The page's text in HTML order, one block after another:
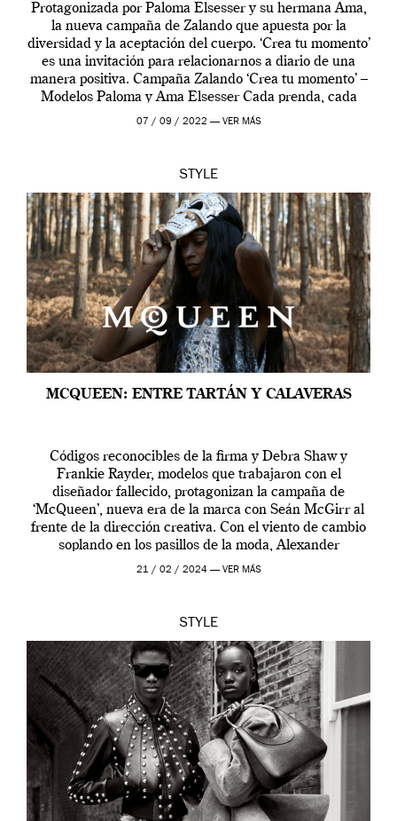
Protagonizada por Paloma Elsesser y su hermana Ama,
la nueva campaña de Zalando que apuesta por la
diversidad y la aceptación del cuerpo. ‘Crea tu momento’
es una invitación para relacionarnos a diario de una
manera positiva. Campaña Zalando ‘Crea tu momento’ –
Modelos Paloma y Ama Elsesser Cada prenda, cada
outfit, cada momento, caracteriza […]
07 / 09 / 2022 — VER MÁS
STYLE
MCQUEEN: ENTRE TARTÁN Y CALAVERAS
Códigos reconocibles de la firma y Debra Shaw y
Frankie Rayder, modelos que trabajaron con el
diseñador fallecido, protagonizan la campaña de
‘McQueen’, nueva era de la marca con Seán McGirr al
frente de la dirección creativa. Con el viento de cambio
soplando en los pasillos de la moda, Alexander
McQueen se prepara para una […]
21 / 02 / 2024 — VER MÁS
STYLE